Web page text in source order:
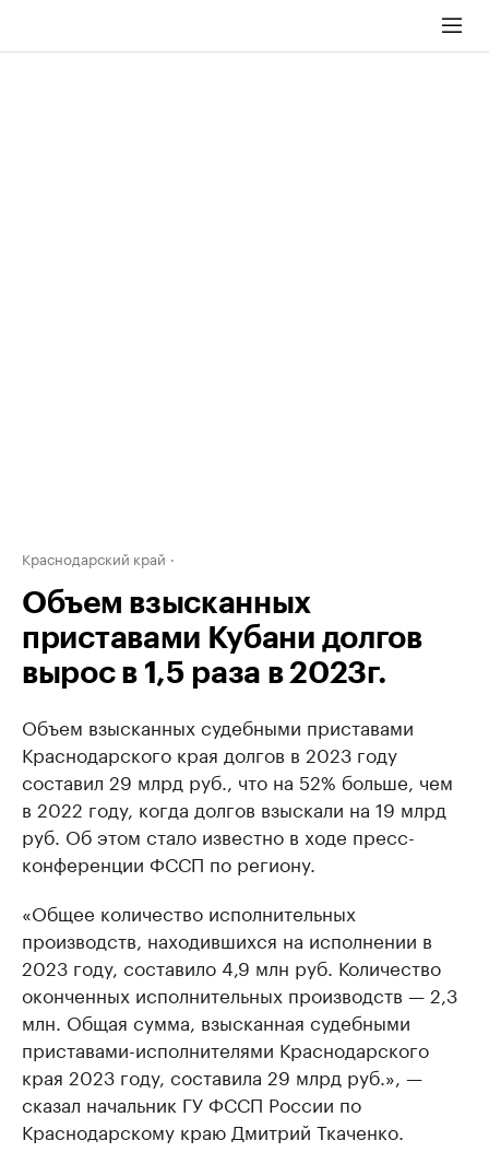
Краснодарский край
Объем взысканных
приставами Кубани долгов
вырос в 1,5 раза в 2023г.
Объем взысканных судебными приставами
Краснодарского края долгов в 2023 году
составил 29 млрд руб., что на 52% больше, чем
в 2022 году, когда долгов взыскали на 19 млрд
руб. Об этом стало известно в ходе пресс-
конференции ФССП по региону.
«Общее количество исполнительных
производств, находившихся на исполнении в
2023 году, составило 4,9 млн руб. Количество
оконченных исполнительных производств — 2,3
млн. Общая сумма, взысканная судебными
приставами-исполнителями Краснодарского
края 2023 году, составила 29 млрд руб.», —
сказал начальник ГУ ФССП России по
Краснодарскому краю Дмитрий Ткаченко.